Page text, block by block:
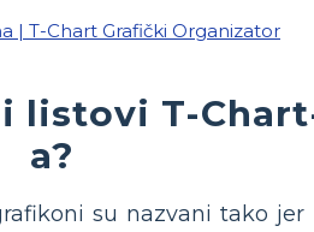
listovi T-
a?
su nazvani tako jer